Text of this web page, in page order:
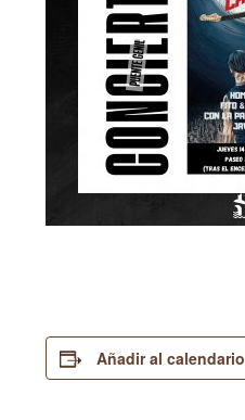
Añadir al calendario